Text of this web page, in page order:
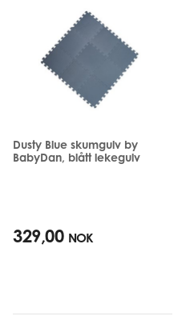
Dusty Blue skumgulv by
BabyDan, blått lekegulv
329,00 NOK